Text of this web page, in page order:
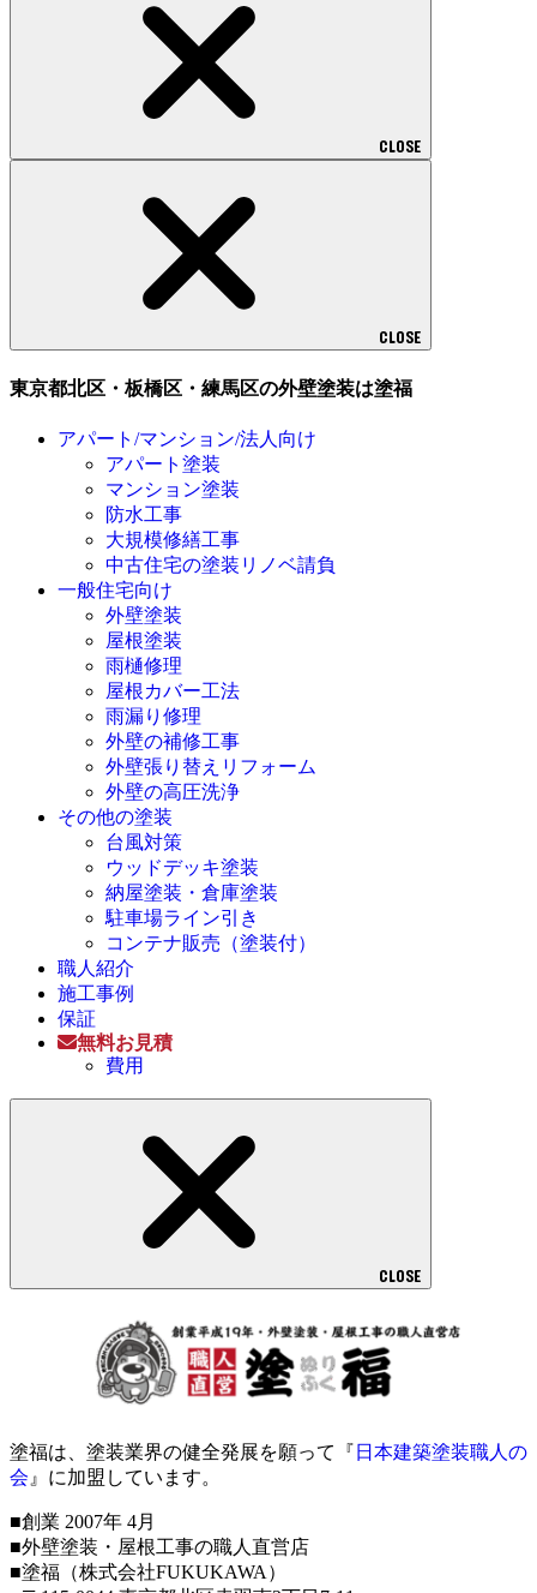
CLOSE
CLOSE
東京都北区・板橋区・練馬区の外壁塗装は塗福
アパート/マンション/法人向け
アパート塗装
マンション塗装
防水工事
大規模修繕工事
中古住宅の塗装リノベ請負
一般住宅向け
外壁塗装
屋根塗装
雨樋修理
屋根カバー工法
雨漏り修理
外壁の補修工事
外壁張り替えリフォーム
外壁の高圧洗浄
その他の塗装
台風対策
ウッドデッキ塗装
納屋塗装・倉庫塗装
駐車場ライン引き
コンテナ販売（塗装付）
職人紹介
施工事例
保証
無料お見積
費用
CLOSE
塗福は、塗装業界の健全発展を願って『 日本建築塗装職人の
会 』に加盟しています。
■創業 2007年 4月
■外壁塗装・屋根工事の職人直営店
■塗福（株式会社FUKUKAWA）